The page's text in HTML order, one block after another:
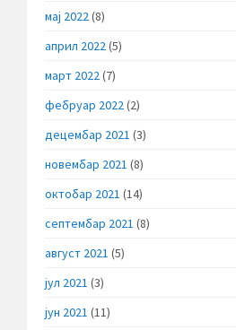
мај 2022(8)
април 2022(5)
март 2022(7)
фебруар 2022(2)
децембар 2021 (3)
новембар 2021 (8)
октобар 2021 (14)
септембар 2021 (8)
август 2021 (5)
јул 2021 (3)
јун 2021 (11)